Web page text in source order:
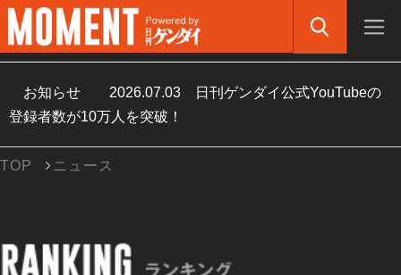
お知らせ 2026.07.03
日刊ゲンダイ公式YouTubeの
登録者数が10万人を突破！
TOP ニュース